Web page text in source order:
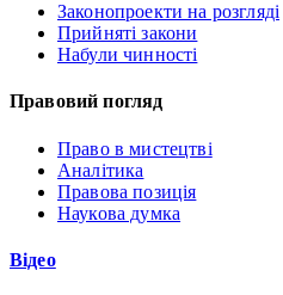
Законопроекти на розгляді
Прийняті закони
Набули чинності
Правовий погляд
Право в мистецтві
Аналітика
Правова позиція
Наукова думка
Відео